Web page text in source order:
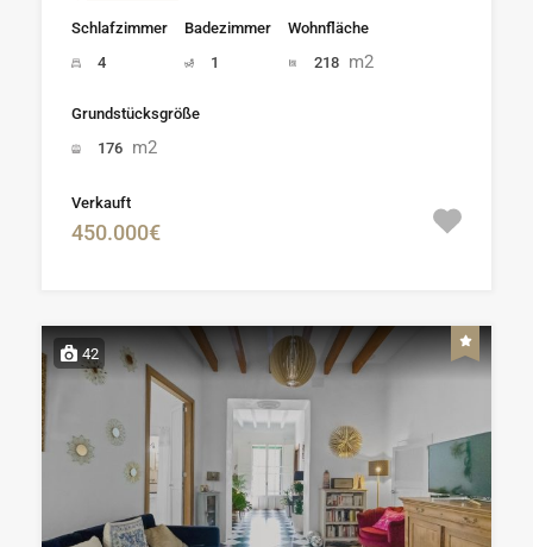
Schlafzimmer
4
Badezimmer
1
Wohnfläche
218 m2
Grundstücksgröße
176 m2
Verkauft
450.000€
42